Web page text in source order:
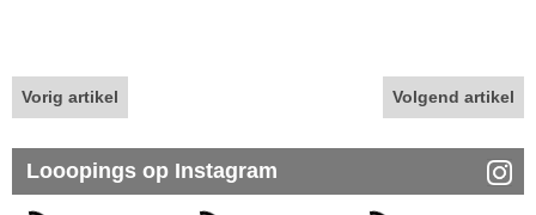
Vorig artikel Volgend artikel
Looopings op Instagram